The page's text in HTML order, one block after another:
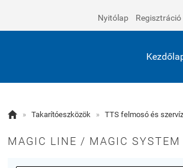
Nyitólap Regisztráció
 » Takarítóeszközök » TTS felmosó és
MAGIC LINE / MAGIC SYSTEM